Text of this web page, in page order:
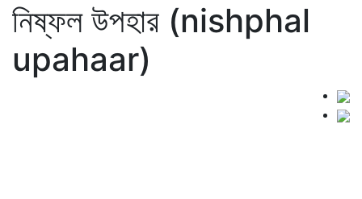
নিষ্ফল উপহার (nishphal
upahaar)